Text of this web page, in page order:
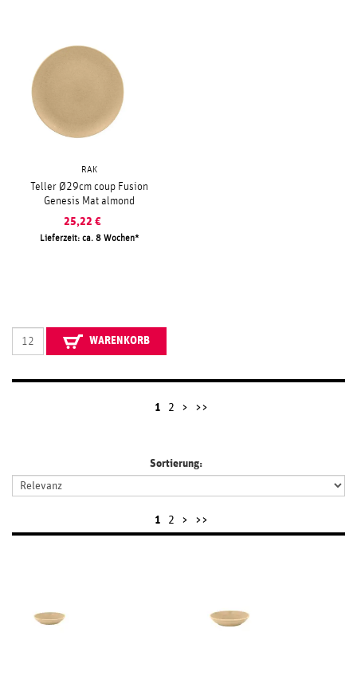
RAK
Teller Ø29cm coup Fusion
Genesis Mat almond
25,22 €
Lieferzeit: ca. 8 Wochen
WARENKORB
1 2 > >>
Sortierung:
1 2 > >>